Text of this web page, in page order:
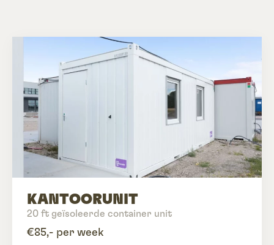
KANTOORUNIT
20 ft geïsoleerde container unit
€85,- per week